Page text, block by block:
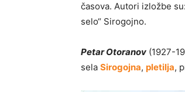
časova. Autori izložbe
selo“ Sirogojno.
Petar Otoranov (1927-
sela Sirogojna, pletilja,